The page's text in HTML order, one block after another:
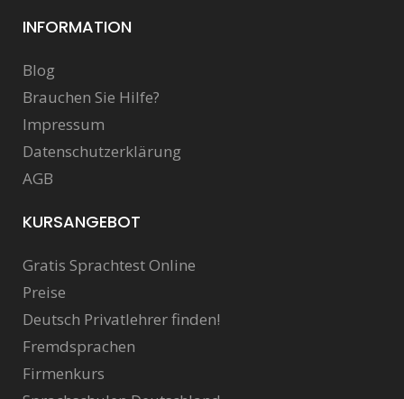
INFORMATION
Blog
Brauchen Sie Hilfe?
Impressum
Datenschutzerklärung
AGB
KURSANGEBOT
Gratis Sprachtest Online
Preise
Deutsch Privatlehrer finden!
Fremdsprachen
Firmenkurs